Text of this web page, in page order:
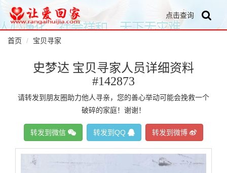
点击查询
首页 宝贝寻家
史梦达 宝贝寻家人员详细资料
#142873
请转发到朋友圈助力他人寻亲，您的善心举动可能会挽救一个
破碎的家庭！谢谢！
转发到微信 转发到QQ 转发到微博